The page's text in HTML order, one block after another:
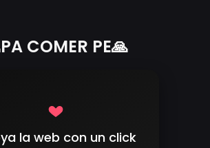
COMER PE🙏
la web con un click